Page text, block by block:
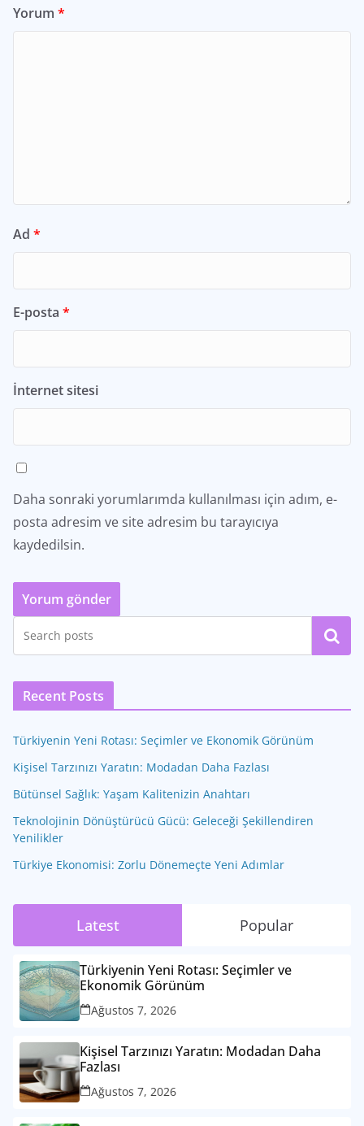
Yorum *
Ad *
E-posta *
İnternet sitesi
Daha sonraki yorumlarımda kullanılması için adım, e-
posta adresim ve site adresim bu tarayıcıya
kaydedilsin.
Ara
Recent Posts
Türkiyenin Yeni Rotası: Seçimler ve Ekonomik Görünüm
Kişisel Tarzınızı Yaratın: Modadan Daha Fazlası
Bütünsel Sağlık: Yaşam Kalitenizin Anahtarı
Teknolojinin Dönüştürücü Gücü: Geleceği Şekillendiren
Yenilikler
Türkiye Ekonomisi: Zorlu Dönemeçte Yeni Adımlar
Latest Popular
Türkiyenin Yeni Rotası: Seçimler ve
Ekonomik Görünüm
Ağustos 7, 2026
Kişisel Tarzınızı Yaratın: Modadan Daha
Fazlası
Ağustos 7, 2026